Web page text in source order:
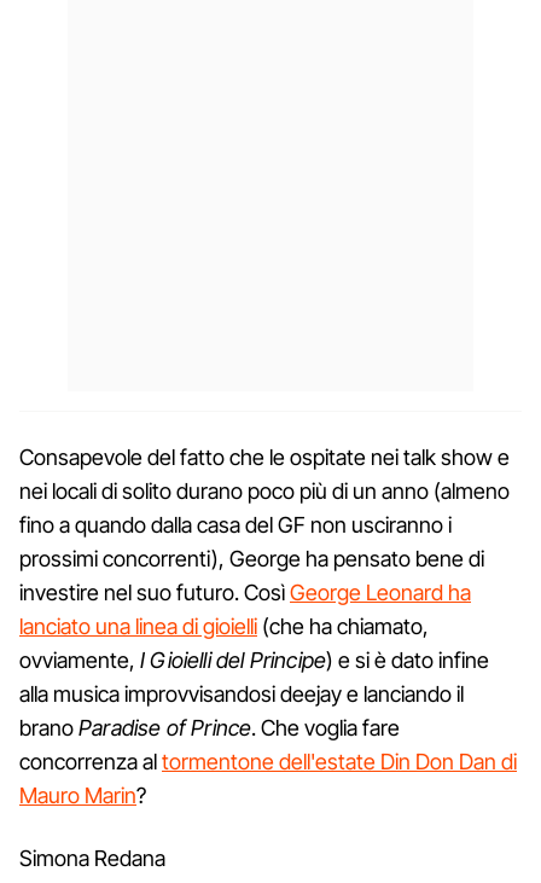
Consapevole del fatto che le ospitate nei talk show e
nei locali di solito durano poco più di un anno (almeno
fino a quando dalla casa del GF non usciranno i
prossimi concorrenti), George ha pensato bene di
investire nel suo futuro. CosìGeorge Leonard ha
lanciato una linea di gioielli (che ha chiamato,
ovviamente, I Gioielli del Principe) e si è dato infine
alla musica improvvisandosi deejay e lanciando il
branoParadise of Prince. Che voglia fare
concorrenza altormentone dell'estate Din Don Dan di
Mauro Marin?
Simona Redana